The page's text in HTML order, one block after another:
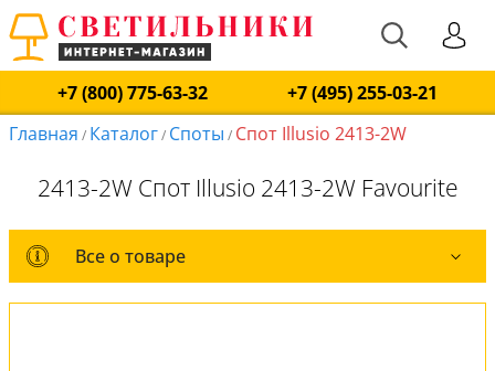
+7 (800) 775-63-32
+7 (495) 255-03-21
Главная / Каталог/ Споты / Спот Illusio 2413-2W
2413-2W Спот Illusio 2413-2W Favourite
Все о товаре
Все о товаре